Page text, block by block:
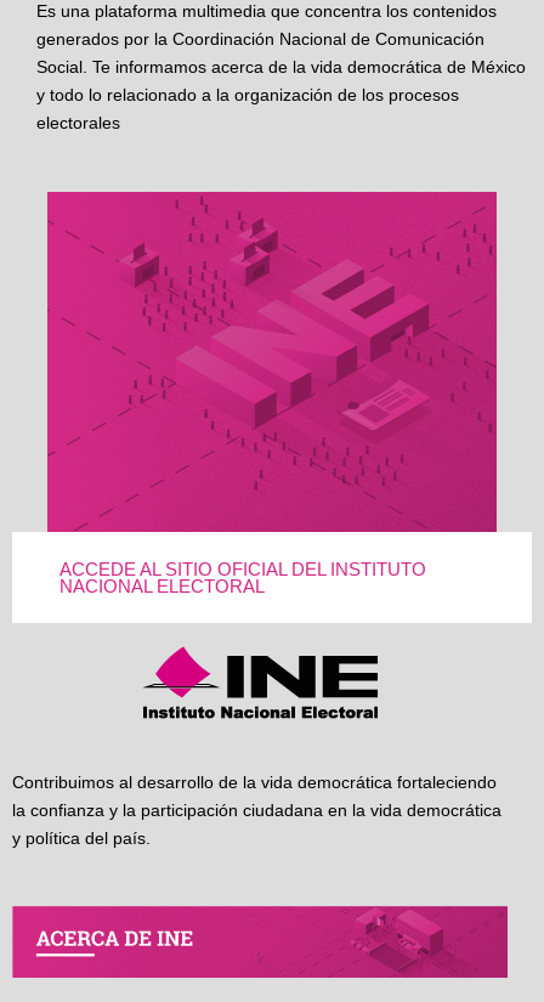
Es una plataforma multimedia que concentra los contenidos
generados por la Coordinación Nacional de Comunicación
Social. Te informamos acerca de la vida democrática de México
y todo lo relacionado a la organización de los procesos
electorales
ACCEDE AL SITIO OFICIAL DEL INSTITUTO
NACIONAL ELECTORAL
Contribuimos al desarrollo de la vida democrática fortaleciendo
la confianza y la participación ciudadana en la vida democrática
y política del país.